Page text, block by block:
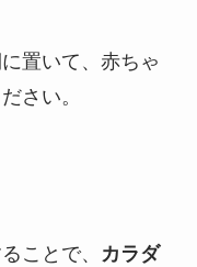
置いて、赤ちゃ
さい。
ことで、
カラダ